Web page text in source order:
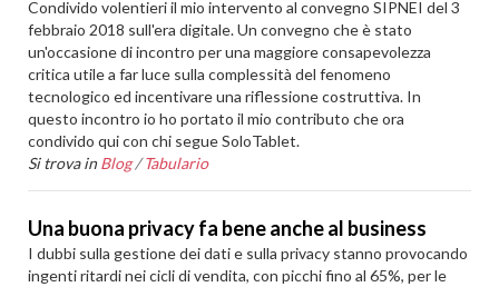
Condivido volentieri il mio intervento al convegno SIPNEI del 3
febbraio 2018 sull'era digitale. Un convegno che è stato
un'occasione di incontro per una maggiore consapevolezza
critica utile a far luce sulla complessità del fenomeno
tecnologico ed incentivare una riflessione costruttiva. In
questo incontro io ho portato il mio contributo che ora
condivido qui con chi segue SoloTablet.
Si trova in Blog /Tabulario
Una buona privacy fa bene anche al business
I dubbi sulla gestione dei dati e sulla privacy stanno provocando
ingenti ritardi nei cicli di vendita, con picchi fino al 65%, per le